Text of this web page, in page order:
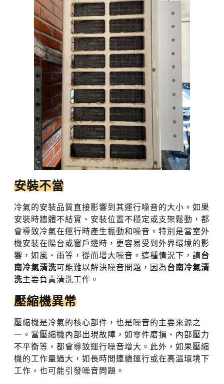
安裝不當
冷氣的安裝品質直接影響到其運行噪音的大小。如果
安裝時牆體不結實、安裝位置不穩定或支架鬆動，都
會導致冷氣在運行時產生振動和噪音。特別是當室外
機安裝在陽台或窗戶邊時，更容易受到外界環境的影
響，如風、雨等，從而增大噪音。這種情況下，請台
南冷氣清洗可能難以解決噪音問題，因為台南冷氣清
洗主要負責清洗工作。
壓縮機異常
壓縮機是冷氣的核心部件，也是噪音的主要來源之
一。當壓縮機內部出現故障，如零件磨損、內部壓力
不平衡等，都會導致運行噪音增大。此外，如果壓縮
機的工作量過大，如長時間連續運行或在高溫環境下
工作，也可能引發噪音問題。